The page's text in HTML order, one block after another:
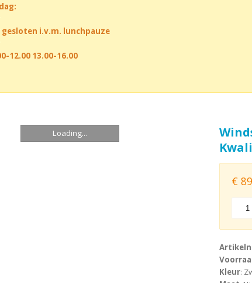
gesloten i.v.m. lunchpauze
12.00 13.00-16.00
Loading...
€
Kleur: